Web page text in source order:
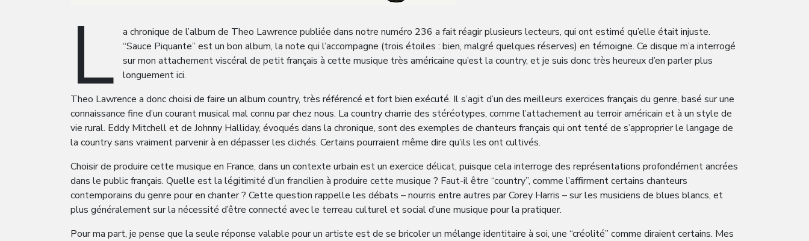
L
a chronique de l’album de Theo Lawrence publiée dans notre numéro 236 a fait réagir plusieurs lecteurs, qui ont estimé qu’elle était injuste.
“Sauce Piquante” est un bon album, la note qui l’accompagne (trois étoiles : bien, malgré quelques réserves) en témoigne. Ce disque m’a interrogé
sur mon attachement viscéral de petit français à cette musique très américaine qu’est la country, et je suis donc très heureux d’en parler plus
longuement ici.
Theo Lawrence a donc choisi de faire un album country, très référencé et fort bien exécuté. Il s’agit d’un des meilleurs exercices français du genre, basé sur une
connaissance fine d’un courant musical mal connu par chez nous. La country charrie des stéréotypes, comme l’attachement au terroir américain et à un style de
vie rural. Eddy Mitchell et de Johnny Halliday, évoqués dans la chronique, sont des exemples de chanteurs français qui ont tenté de s’approprier le langage de
la country sans vraiment parvenir à en dépasser les clichés. Certains pourraient même dire qu’ils les ont cultivés.
Choisir de produire cette musique en France, dans un contexte urbain est un exercice délicat, puisque cela interroge des représentations profondément ancrées
dans le public français. Quelle est la légitimité d’un francilien à produire cette musique ? Faut-il être “country”, comme l’affirment certains chanteurs
contemporains du genre pour en chanter ? Cette question rappelle les débats – nourris entre autres par Corey Harris – sur les musiciens de blues blancs, et
plus généralement sur la nécessité d’être connecté avec le terreau culturel et social d’une musique pour la pratiquer.
Pour ma part, je pense que la seule réponse valable pour un artiste est de se bricoler un mélange identitaire à soi, une “créolité” comme diraient certains. Mes